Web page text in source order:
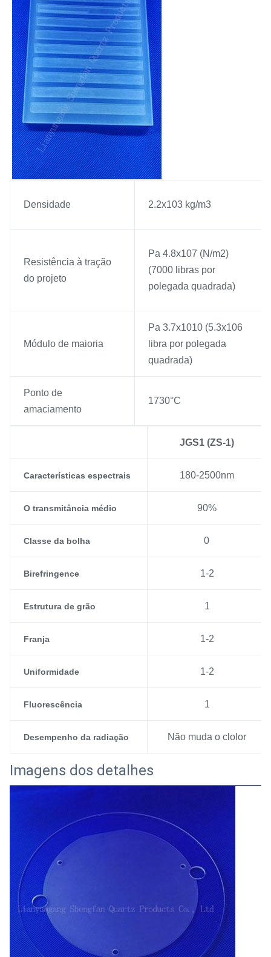
Densidade 2.2x103 kg/m3
Resistência à tração
do projeto
Pa 4.8x107 (N/m2)
(7000 libras por
polegada quadrada)
Módulo de maioria
Pa 3.7x1010 (5.3x106
libra por polegada
quadrada)
Ponto de
amaciamento
1730°C
JGS1 (ZS-1)
Características espectrais 180-2500nm
O transmitância médio 90%
Classe da bolha 0
Birefringence 1-2
Estrutura de grão 1
Franja 1-2
Uniformidade 1-2
Fluorescência 1
Desempenho da radiação Não muda o clolor
Imagens dos detalhes